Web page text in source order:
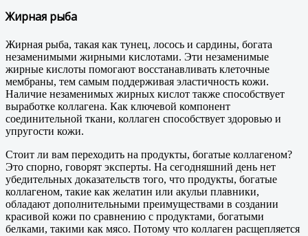
Жирная рыба
Жирная рыба, такая как тунец, лосось и сардины, богата
незаменимыми жирными кислотами. Эти незаменимые
жирные кислоты помогают восстанавливать клеточные
мембраны, тем самым поддерживая эластичность кожи.
Наличие незаменимых жирных кислот также способствует
выработке коллагена. Как ключевой компонент
соединительной ткани, коллаген способствует здоровью и
упругости кожи.
Стоит ли вам переходить на продукты, богатые коллагеном?
Это спорно, говорят эксперты. На сегодняшний день нет
убедительных доказательств того, что продукты, богатые
коллагеном, такие как желатин или акульи плавники,
обладают дополнительными преимуществами в создании
красивой кожи по сравнению с продуктами, богатыми
белками, такими как мясо. Потому что коллаген расщепляется